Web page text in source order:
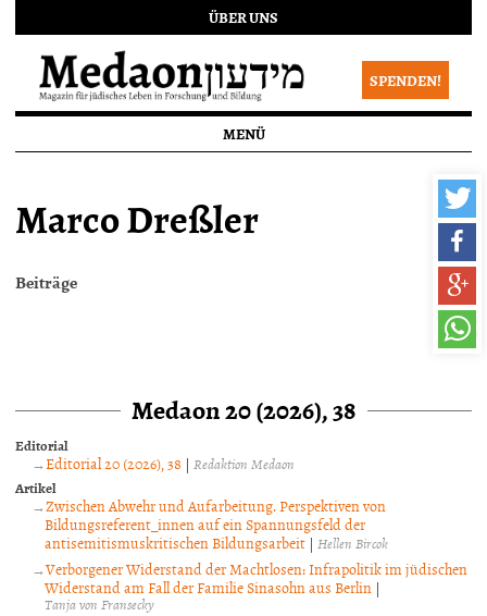
ÜBER UNS
SPENDEN!
MENÜ
Marco Dreßler
Beiträge
Medaon 20 (2026), 38
Editorial
Editorial 20 (2026), 38 |Redaktion Medaon
Artikel
Zwischen Abwehr und Aufarbeitung. Perspektiven von
Bildungsreferent_innen auf ein Spannungsfeld der
antisemitismuskritischen Bildungsarbeit | Hellen Bircok
Verborgener Widerstand der Machtlosen: Infrapolitik im jüdischen
Widerstand am Fall der Familie Sinasohn aus Berlin |
Tanja von Fransecky